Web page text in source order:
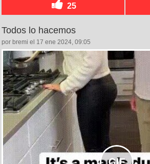
25
Todos lo hacemos
por bremi el 17 ene 2024, 09:05